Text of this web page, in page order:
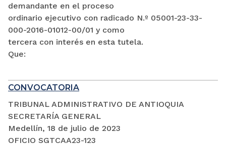
demandante en el proceso
ordinario ejecutivo con radicado N.º 05001-23-33-
000-2016-01012-00/01 y como
tercera con interés en esta tutela.
Que:
CONVOCATORIA
TRIBUNAL ADMINISTRATIVO DE ANTIOQUIA
SECRETARÍA GENERAL
Medellín, 18 de julio de 2023
OFICIO SGTCAA23-123